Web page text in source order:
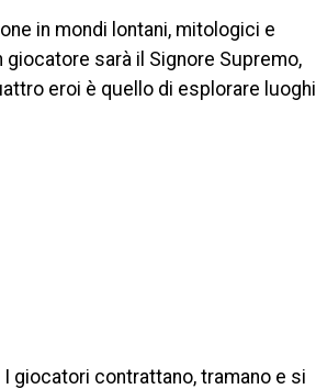
in mondi lontani, mitologici e
sarà il Signore Supremo,
eroi è quello di esplorare luoghi
giocatori contrattano, tramano e si